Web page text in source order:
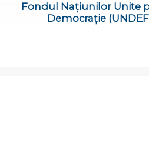
Fondul Națiunilor Unite
Democrație